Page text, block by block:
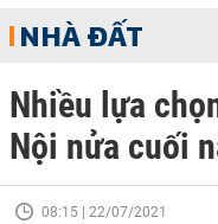
NHÀ ĐẤT
Nhiều lựa
Nội nửa cuối
08:15 | 22/07/2021